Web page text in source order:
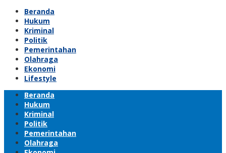
Beranda
Hukum
Kriminal
Politik
Pemerintahan
Olahraga
Ekonomi
Lifestyle
Beranda
Hukum
Kriminal
Politik
Pemerintahan
Olahraga